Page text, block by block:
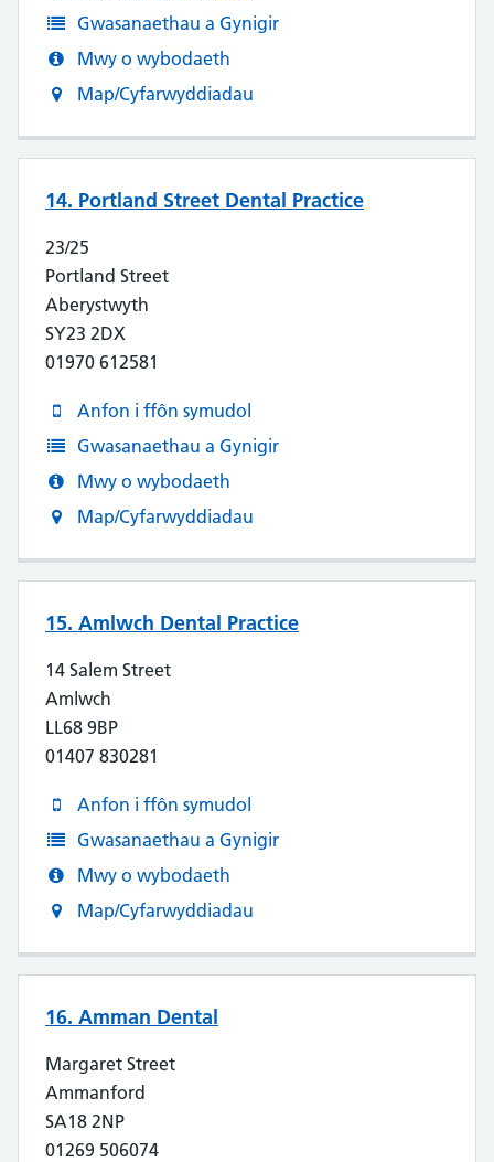
Gwasanaethau a Gynigir
Mwy o wybodaeth
Map/Cyfarwyddiadau
14. Portland Street Dental Practice
23/25
Portland Street
Aberystwyth
SY23 2DX
01970 612581
Anfon i ffôn symudol
Gwasanaethau a Gynigir
Mwy o wybodaeth
Map/Cyfarwyddiadau
15. Amlwch Dental Practice
14 Salem Street
Amlwch
LL68 9BP
01407 830281
Anfon i ffôn symudol
Gwasanaethau a Gynigir
Mwy o wybodaeth
Map/Cyfarwyddiadau
16. Amman Dental
Margaret Street
Ammanford
SA18 2NP
01269 506074